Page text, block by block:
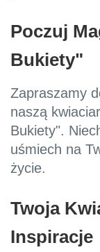
Poczuj
Bukiety"
Zapraszamy
naszą
Bukiety".
uśmiech na
życie.
Twoja
Inspiracje